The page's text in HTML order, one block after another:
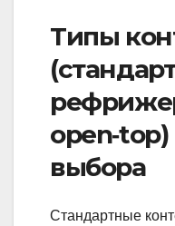
Типы
выбора
Стандартные